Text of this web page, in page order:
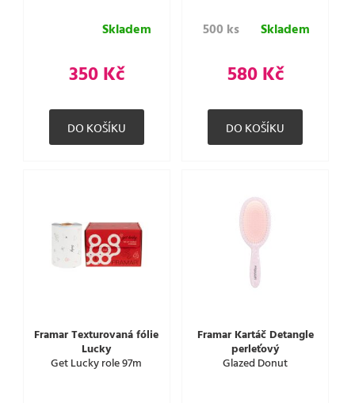
Skladem
350 Kč
500 ks Skladem
580 Kč
Framar Texturovaná fólie
Lucky
Get Lucky role 97m
Framar Kartáč Detangle
perleťový
Glazed Donut